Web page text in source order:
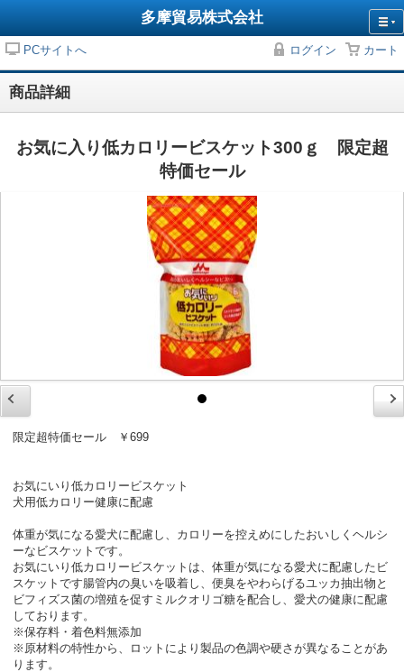
多摩貿易株式会社
PCサイトへ ログイン カート
商品詳細
お気に入り低カロリービスケット300ｇ 限定超
特価セール
限定超特価セール ￥699
お気にいり低カロリービスケット
犬用低カロリー健康に配慮
体重が気になる愛犬に配慮し、カロリーを控えめにしたおいしくヘルシ
ーなビスケットです。
お気にいり低カロリービスケットは、体重が気になる愛犬に配慮したビ
スケットです腸管内の臭いを吸着し、便臭をやわらげるユッカ抽出物と
ビフィズス菌の増殖を促すミルクオリゴ糖を配合し、愛犬の健康に配慮
しております。
※保存料・着色料無添加
※原材料の特性から、ロットにより製品の色調や硬さが異なることがあ
ります。